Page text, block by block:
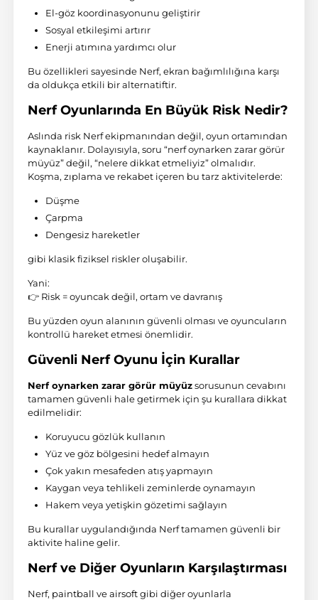
El-göz koordinasyonunu geliştirir
Sosyal etkileşimi artırır
Enerji atımına yardımcı olur
Bu özellikleri sayesinde Nerf, ekran bağımlılığına karşı
da oldukça etkili bir alternatiftir.
Nerf Oyunlarında En Büyük Risk Nedir?
Aslında risk Nerf ekipmanından değil, oyun ortamından
kaynaklanır. Dolayısıyla, soru “nerf oynarken zarar görür
müyüz” değil, “nelere dikkat etmeliyiz” olmalıdır.
Koşma, zıplama ve rekabet içeren bu tarz aktivitelerde:
Düşme
Çarpma
Dengesiz hareketler
gibi klasik fiziksel riskler oluşabilir.
Yani:
👉 Risk = oyuncak değil, ortam ve davranış
Bu yüzden oyun alanının güvenli olması ve oyuncuların
kontrollü hareket etmesi önemlidir.
Güvenli Nerf Oyunu İçin Kurallar
Nerf oynarken zarar görür müyüzsorusunun cevabını
tamamen güvenli hale getirmek için şu kurallara dikkat
edilmelidir:
Koruyucu gözlük kullanın
Yüz ve göz bölgesini hedef almayın
Çok yakın mesafeden atış yapmayın
Kaygan veya tehlikeli zeminlerde oynamayın
Hakem veya yetişkin gözetimi sağlayın
Bu kurallar uygulandığında Nerf tamamen güvenli bir
aktivite haline gelir.
Nerf ve Diğer Oyunların Karşılaştırması
Nerf, paintball veairsoftgibi diğer oyunlarla